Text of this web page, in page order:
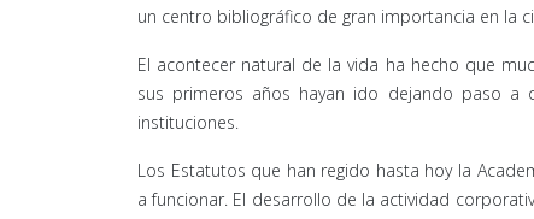
un centro bibliográfico de gran importancia en la
El acontecer natural de la vida ha hecho que
sus primeros años hayan ido dejando paso
instituciones.
Los Estatutos que han regido hasta hoy la
a funcionar. El desarrollo de la actividad